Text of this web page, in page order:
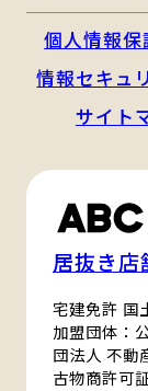
個人情報保
情報セキュ
サイト
居抜き店
宅建免許 国
加盟団体：
団法人 不動
古物商許可